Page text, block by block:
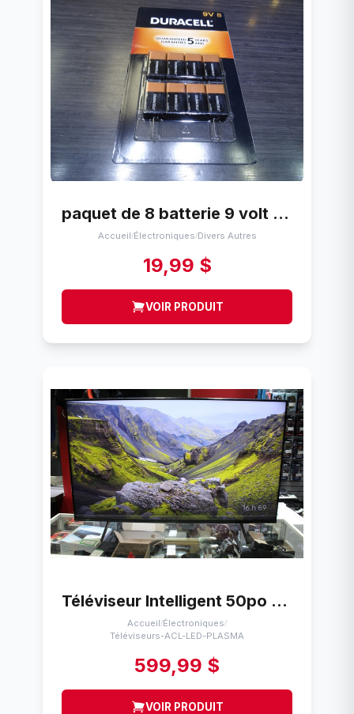
paquet de 8 batterie 9 volt duracell mars 2027
Accueil/Électroniques/Divers Autres
19,99 $
VOIR PRODUIT
Téléviseur Intelligent 50po 4k (2022) + tc SONY KD-50X85K
Accueil/Électroniques/
Téléviseurs-ACL-LED-PLASMA
599,99 $
VOIR PRODUIT